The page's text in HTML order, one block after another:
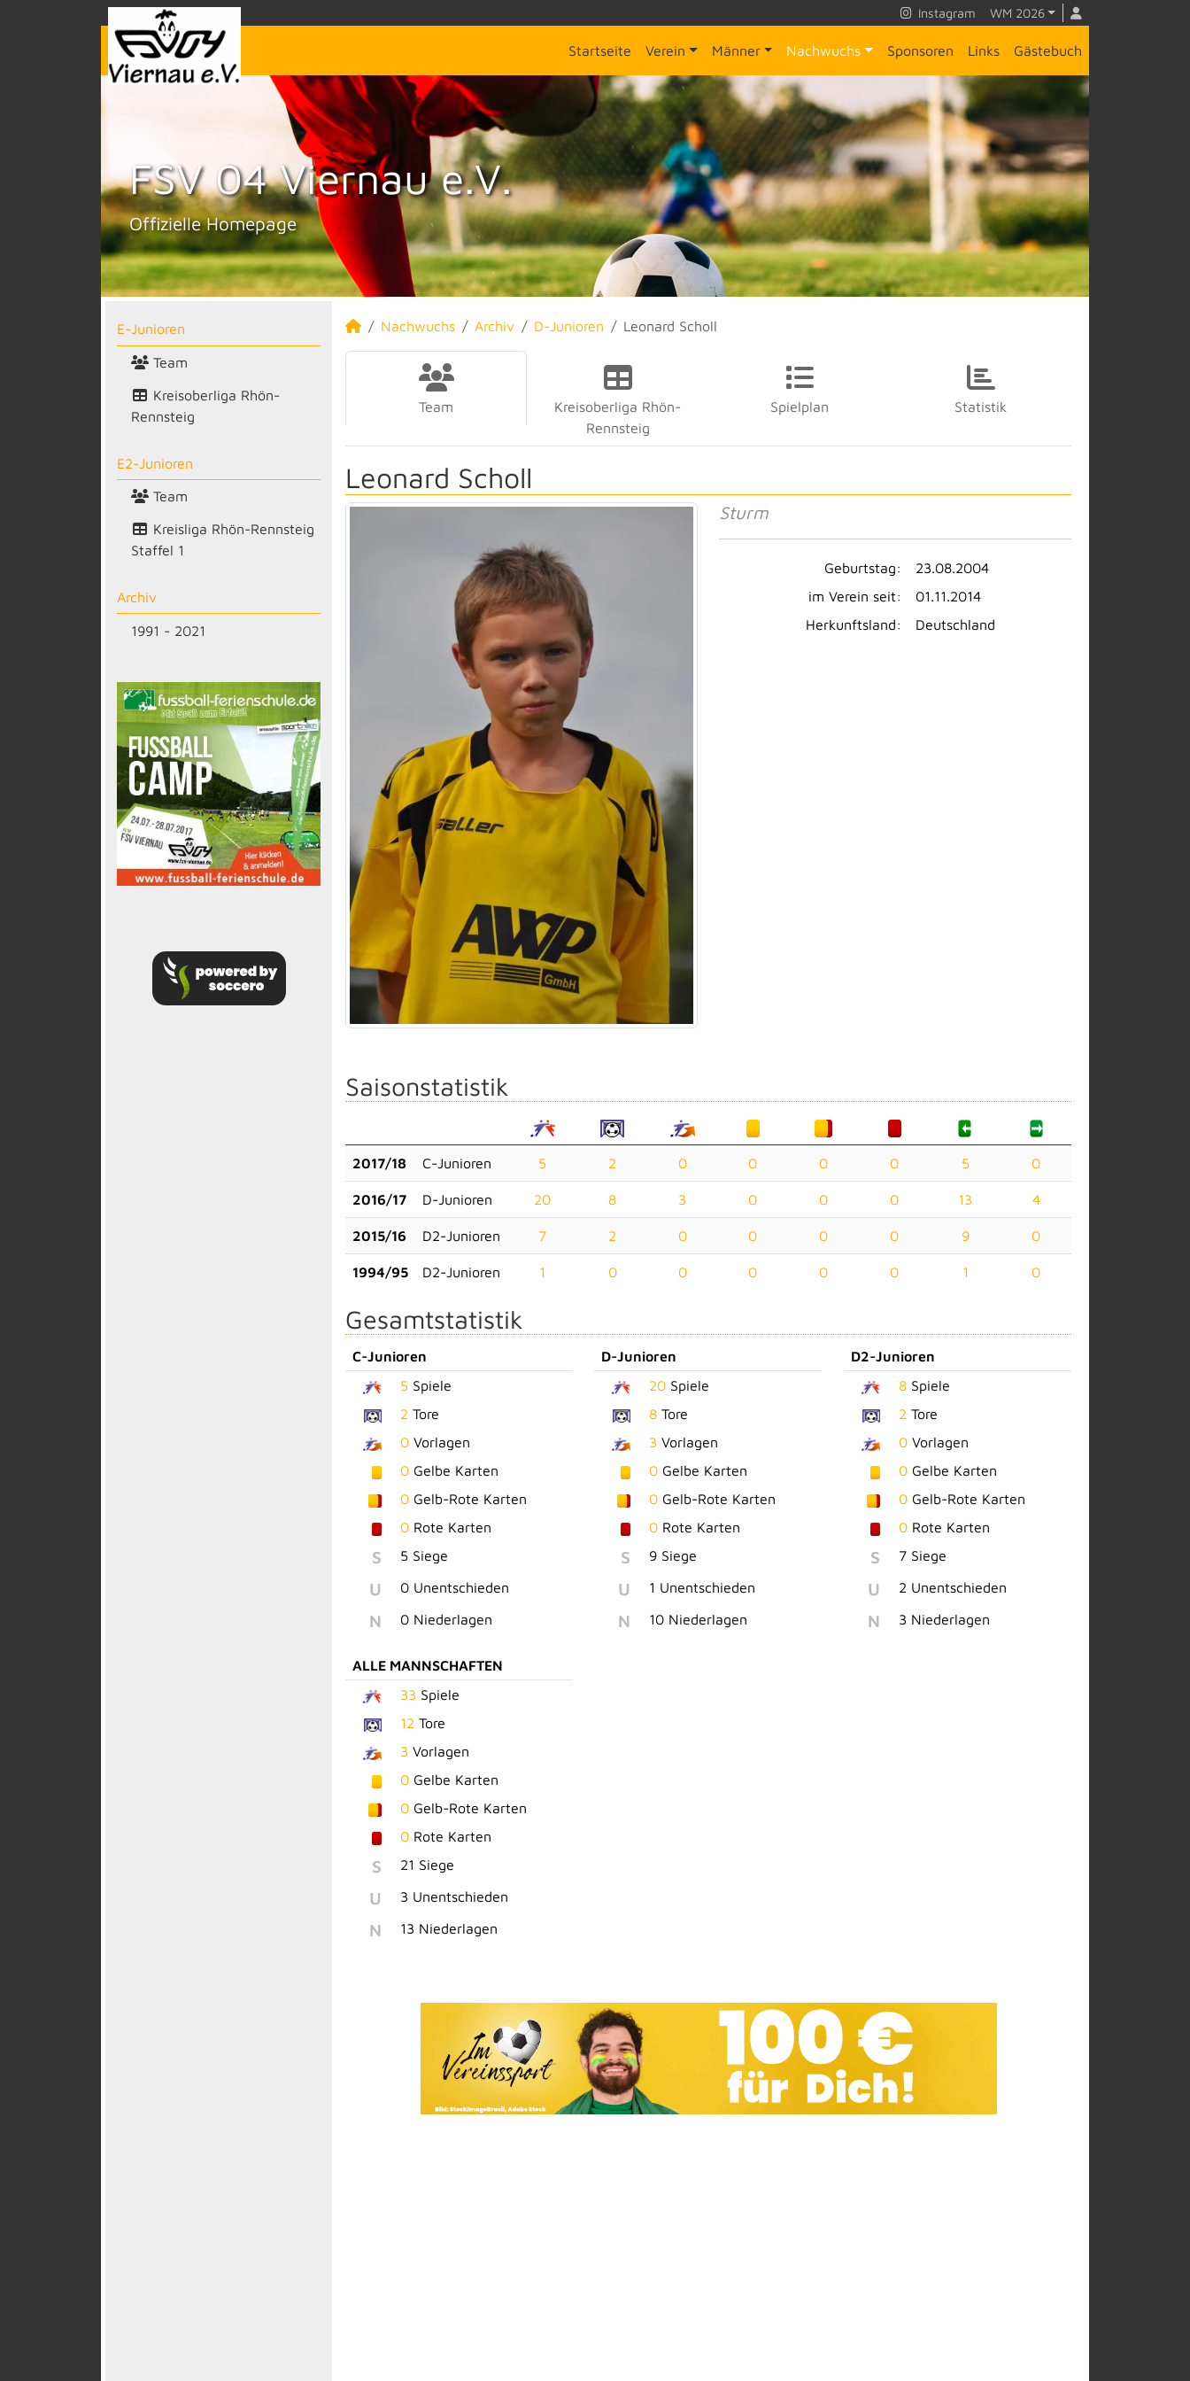
Instagram WM 2026
Startseite Verein Männer Nachwuchs Sponsoren Links Gästebuch
FSV 04 Viernau e.V.
Offizielle Homepage
E-Junioren
Team
Kreisoberliga Rhön-
Rennsteig
E2-Junioren
Team
Kreisliga Rhön-Rennsteig
Staffel 1
Archiv
1991 - 2021
Nachwuchs Archiv D-Junioren Leonard Scholl
Team
Kreisoberliga Rhön-
Rennsteig
Spielplan Statistik
Leonard Scholl
Sturm
Geburtstag:
23.08.2004
im Verein seit:
01.11.2014
Herkunftsland:
Deutschland
Saisonstatistik
2017/18 C-Junioren 5 2 0 0 0 0 5 0
2016/17 D-Junioren 20 8 3 0 0 0 13 4
2015/16 D2-Junioren 7 2 0 0 0 0 9 0
1994/95 D2-Junioren 1 0 0 0 0 0 1 0
Gesamtstatistik
C-Junioren
5 Spiele
2 Tore
0 Vorlagen
0 Gelbe Karten
0 Gelb-Rote Karten
0 Rote Karten
S 5 Siege
U 0 Unentschieden
N 0 Niederlagen
D-Junioren
20 Spiele
8 Tore
3 Vorlagen
0 Gelbe Karten
0 Gelb-Rote Karten
0 Rote Karten
S 9 Siege
U 1 Unentschieden
N 10 Niederlagen
D2-Junioren
8Spiele
2 Tore
0Vorlagen
0Gelbe Karten
0Gelb-Rote Karten
0Rote Karten
S 7 Siege
U 2 Unentschieden
N 3 Niederlagen
ALLE MANNSCHAFTEN
33 Spiele
12 Tore
3 Vorlagen
0 Gelbe Karten
0 Gelb-Rote Karten
0 Rote Karten
S 21 Siege
U 3 Unentschieden
N 13 Niederlagen